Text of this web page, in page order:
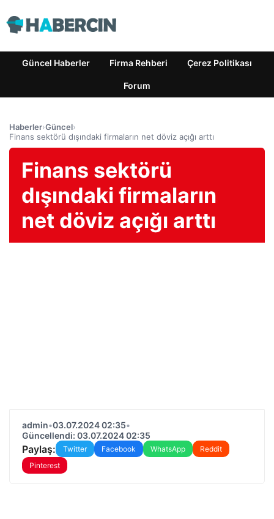
Güncel Haberler Firma Rehberi Çerez Politikası
Forum
Haberler›Güncel›
Finans sektörü dışındaki firmaların net döviz açığı arttı
Finans sektörü
dışındaki firmaların
net döviz açığı arttı
admin•03.07.2024 02:35•
Güncellendi: 03.07.2024 02:35
Paylaş: Twitter Facebook WhatsApp
Reddit
Pinterest